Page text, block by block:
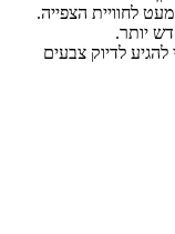
לחוויית הצפייה.
לדיוק צבעים